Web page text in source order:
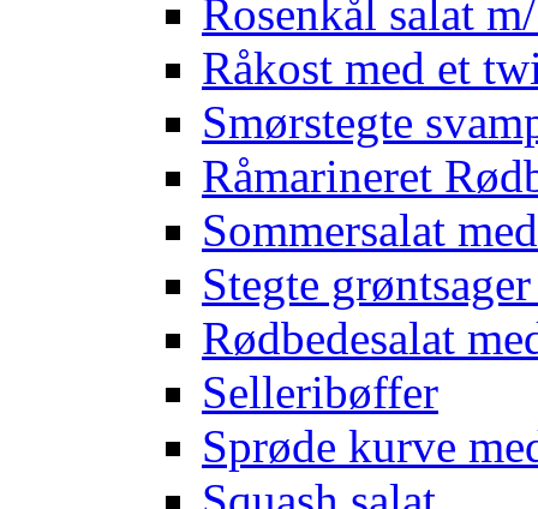
Rosenkål salat
Råkost med et
Smørstegte
Råmarineret
Sommersalat
Stegte
Rødbedesalat
Selleribøffer
Sprøde kurve